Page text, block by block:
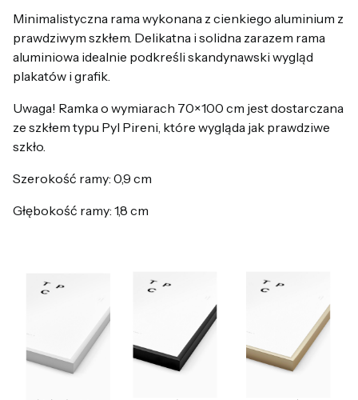
Minimalistyczna rama wykonana z cienkiego aluminium z
prawdziwym szkłem. Delikatna i solidna zarazem rama
aluminiowa idealnie podkreśli skandynawski wygląd
plakatów i grafik.
Uwaga! Ramka o wymiarach 70×100 cm jest dostarczana
ze szkłem typu Pyl Pireni, które wygląda jak prawdziwe
szkło.
Szerokość ramy: 0,9 cm
Głębokość ramy: 1,8 cm